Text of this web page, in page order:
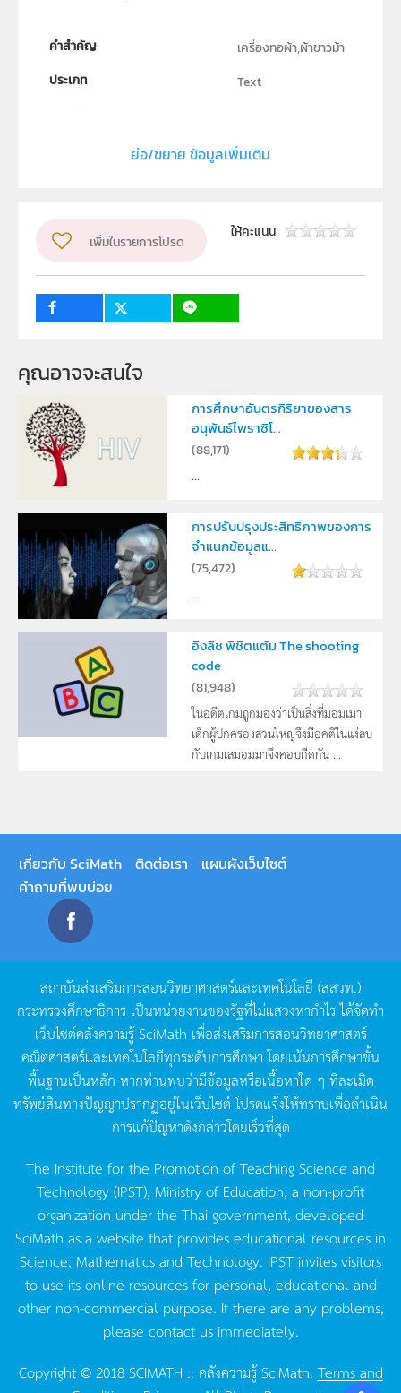
คำสำคัญ
เครื่องทอผ้า,ผ้าขาวม้า
ประเภท
Text
มหาวิทยาลัยราชภัฎอุบลราชธานี
นายปณิธาน ศรีใสคำ นายไพรวัตร ไม้น้อยและนายนิคม แสน
เสาร์
ระดับชั้น
ม.4, ม.5, ม.6
กลุ่มเป้าหมาย
ย่อ/ขยาย ข้อมูลเพิ่มเติม
เพิ่มในรายการโปรด
ให้คะแนน
คุณอาจจะสนใจ
การศึกษาอันตรกิริยาของสาร
อนุพันธ์ไพราซิโ...
(88,171)
...
การปรับปรุงประสิทธิภาพของการ
จำแนกข้อมูลแ...
(75,472)
...
อิงลิช พิชิตแต้ม The shooting
code
(81,948)
ในอดีตเกมถูกมองว่าเป็นสิ่งที่มอมเมา
เด็กผู้ปกครองส่วนใหญ่จึงมีอคติในแง่ลบ
กับเกมเสมอมมาจึงคอบกีดกัน ...
เกี่ยวกับ SciMath ติดต่อเรา
แผนผังเว็บไซต์
คำถามที่พบบ่อย
สถาบันส่งเสริมการสอนวิทยาศาสตร์และเทคโนโลยี (สสวท.)
กระทรวงศึกษาธิการ เป็นหน่วยงานของรัฐที่ไม่แสวงหากำไรได้จัดทำ
เว็บไซต์คลังความรู้SciMath เพื่อส่งเสริมการสอนวิทยาศาสตร์
คณิตศาสตร์และเทคโนโลยีทุกระดับการศึกษา โดยเน้นการศึกษาขั้น
พื้นฐานเป็นหลัก หากท่านพบว่ามีข้อมูลหรือเนื้อหาใด ๆ ที่ละเมิด
ทรัพย์สินทางปัญญาปรากฏอยู่ในเว็บไซต์โปรดแจ้งให้ทราบเพื่อดำเนิน
การแก้ปัญหาดังกล่าวโดยเร็วที่สุด
The Institute for the Promotion of Teaching Science and
Technology (IPST), Ministry of Education, a non-profit
organization under the Thai government, developed
SciMath as a website that provides educational resources in
Science, Mathematics and Technology. IPST invites visitors
to use its online resources for personal, educational and
other non-commercial purpose. If there are any problems,
please contact us immediately.
Copyright © 2018 SCIMATH :: คลังความรู้ SciMath.Terms and